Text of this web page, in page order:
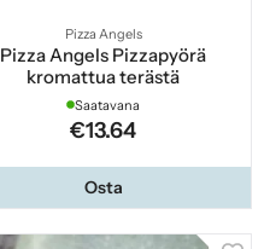
Pizza Angels
Pizza Angels Pizzapyörä
kromattua terästä
Saatavana
€13.64
Osta